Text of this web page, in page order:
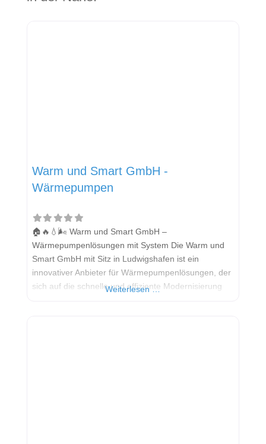
Warm und Smart GmbH -
Wärmepumpen
🏠🔥💧🌬️ Warm und Smart GmbH –
Wärmepumpenlösungen mit System Die Warm und
Smart GmbH mit Sitz in Ludwigshafen ist ein
innovativer Anbieter für Wärmepumpenlösungen, der
sich auf die schnelle und effiziente Modernisierung
Weiterlesen …